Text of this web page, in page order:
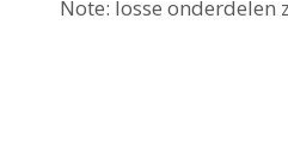
Note: losse